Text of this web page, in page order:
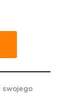
swojego